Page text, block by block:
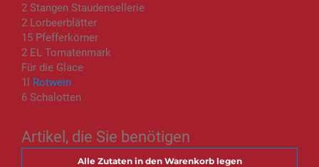
2 Stangen Staudensellerie
2 Lorbeerblätter
15 Pfefferkörner
2 EL Tomatenmark
Für die Glace
1l Rotwein
6 Schalotten
Artikel, die Sie benötigen
Alle Zutaten in den Warenkorb legen